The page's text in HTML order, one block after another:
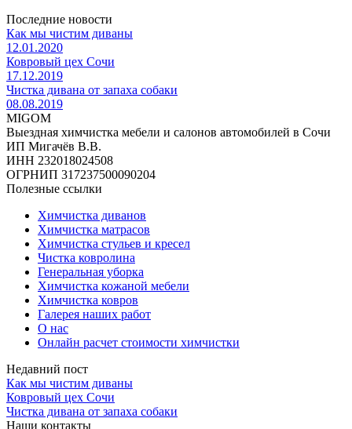
Последние новости
Как мы чистим диваны
12.01.2020
Ковровый цех Сочи
17.12.2019
Чистка дивана от запаха собаки
08.08.2019
MIGOM
Выездная химчистка мебели и салонов автомобилей в Сочи
ИП Мигачёв В.В.
ИНН 232018024508
ОГРНИП 317237500090204
Полезные ссылки
Химчистка диванов
Химчистка матрасов
Химчистка стульев и кресел
Чистка ковролина
Генеральная уборка
Химчистка кожаной мебели
Химчистка ковров
Галерея наших работ
О нас
Онлайн расчет стоимости химчистки
Недавний пост
Как мы чистим диваны
Ковровый цех Сочи
Чистка дивана от запаха собаки
Наши контакты